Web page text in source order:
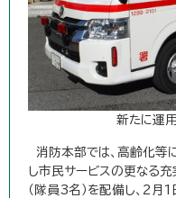
新たに運
消防本部では、高齢化等
し市民サービスの更なる
（隊員3名）を配備し、2月